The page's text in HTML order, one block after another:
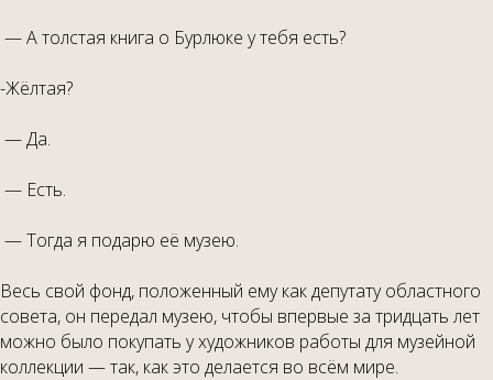
— А толстая книга о Бурлюке у тебя есть?
-Жёлтая?
— Да.
— Есть.
— Тогда я подарю её музею.
Весь свой фонд, положенный ему как депутату областного
совета, он передал музею, чтобы впервые за тридцать лет
можно было покупать у художников работы для музейной
коллекции — так, как это делается во всём мире.